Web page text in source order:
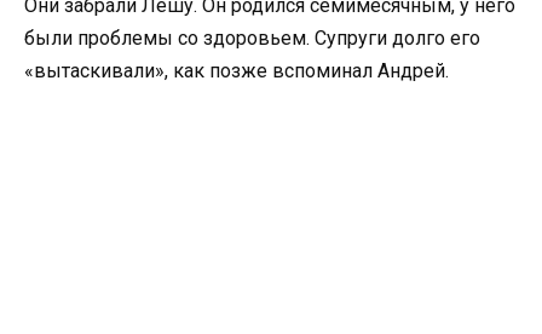
Они забрали Лёшу. Он родился семимесячным, у него
были проблемы со здоровьем. Супруги долго его
«вытаскивали», как позже вспоминал Андрей.